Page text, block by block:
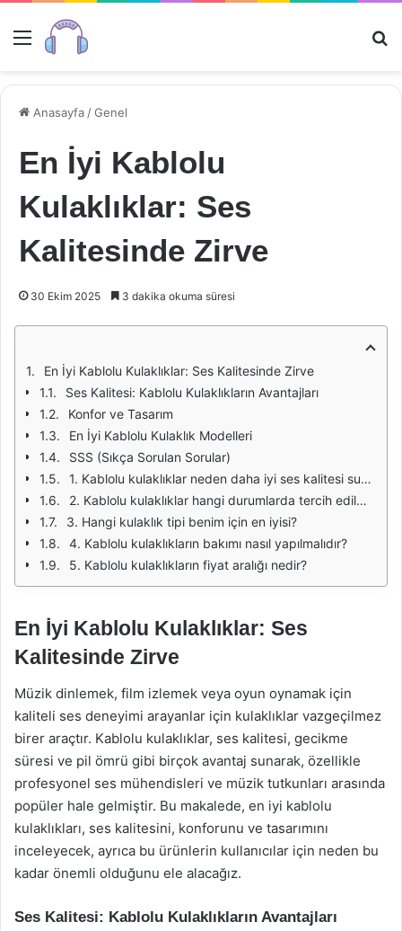
Menü
Anasayfa /Genel
En İyi Kablolu
Kulaklıklar: Ses
Kalitesinde Zirve
30 Ekim 2025 3 dakika okuma süresi
En İyi Kablolu Kulaklıklar: Ses Kalitesinde Zirve
Ses Kalitesi: Kablolu Kulaklıkların Avantajları
Konfor ve Tasarım
En İyi Kablolu Kulaklık Modelleri
SSS (Sıkça Sorulan Sorular)
1. Kablolu kulaklıklar neden daha iyi ses kalitesi sunar?
2. Kablolu kulaklıklar hangi durumlarda tercih edilmelidir?
3. Hangi kulaklık tipi benim için en iyisi?
4. Kablolu kulaklıkların bakımı nasıl yapılmalıdır?
5. Kablolu kulaklıkların fiyat aralığı nedir?
En İyi Kablolu Kulaklıklar: Ses
Kalitesinde Zirve
Müzik dinlemek, film izlemek veya oyun oynamak için
kaliteli ses deneyimi arayanlar için kulaklıklar vazgeçilmez
birer araçtır. Kablolu kulaklıklar, ses kalitesi, gecikme
süresi ve pil ömrü gibi birçok avantaj sunarak, özellikle
profesyonel ses mühendisleri ve müzik tutkunları arasında
popüler hale gelmiştir. Bu makalede, en iyi kablolu
kulaklıkları, ses kalitesini, konforunu ve tasarımını
inceleyecek, ayrıca bu ürünlerin kullanıcılar için neden bu
kadar önemli olduğunu ele alacağız.
Ses Kalitesi: Kablolu Kulaklıkların Avantajları